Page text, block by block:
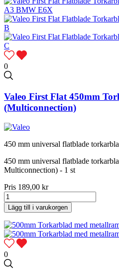
0
Valeo First Flat 450mm
(Multiconnection)
450 mm universal flatblade
450 mm universal flatblade
Multiconnection) - 1 st
Pris 189,00 kr
Lägg till i varukorgen
0